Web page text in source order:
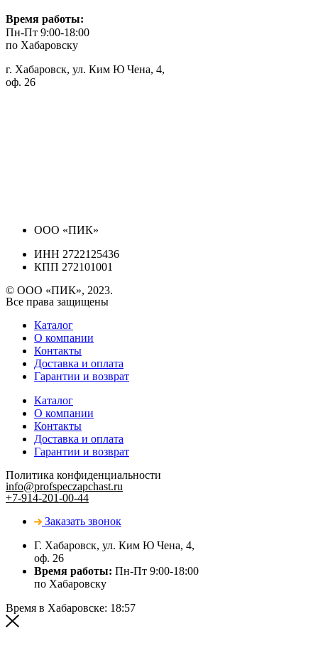
Время работы:
Пн-Пт 9:00-18:00
по Хабаровску
г. Хабаровск, ул. Ким Ю Чена, 4,
оф. 26
ООО «ПИК»
ИНН 2722125436
КПП 272101001
© ООО «ПИК», 2023.
Все права защищены
Каталог
О компании
Контакты
Доставка и оплата
Гарантии и возврат
Каталог
О компании
Контакты
Доставка и оплата
Гарантии и возврат
Политика конфиденциальности
info@profspeczapchast.ru
+7-914-201-00-44
Заказать звонок
Г. Хабаровск, ул. Ким Ю Чена, 4,
оф. 26
Время работы: Пн-Пт 9:00-18:00
по Хабаровску
Время в Хабаровске: 18:57